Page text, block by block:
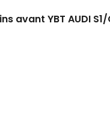
YBT AUDI S1/